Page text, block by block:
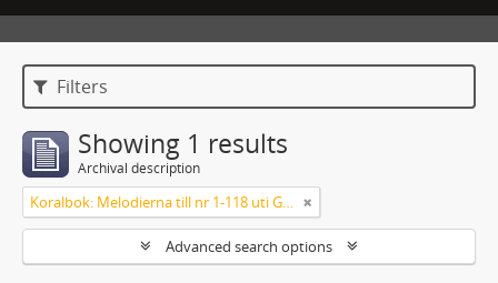
Filters
Showing 1 results
Archival description
Koralbok: Melodierna till nr 1-118 uti Gamla Psalmboken, enstämmigt satta
Advanced search options